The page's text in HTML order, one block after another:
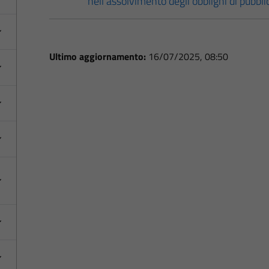
Ultimo aggiornamento: 16/07/2025, 08:50